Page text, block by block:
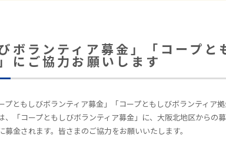
ボランティア募金」「コープと
にご協力お願いします
プともしびボランティア募金」「コープともしびボランティア
「コープともしびボランティア募金」に、大阪北地区からの
募金されます。皆さまのご協力をお願いいたします。